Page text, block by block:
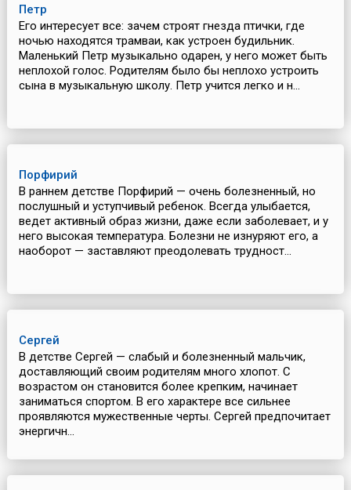
Петр
Его интересует все: зачем строят гнезда птички, где
ночью находятся трамваи, как устроен будильник.
Маленький Петр музыкально одарен, у него может быть
неплохой голос. Родителям было бы неплохо устроить
сына в музыкальную школу. Петр учится легко и н...
Порфирий
В раннем детстве Порфирий — очень болезненный, но
послушный и уступчивый ребенок. Всегда улыбается,
ведет активный образ жизни, даже если заболевает, и у
него высокая температура. Болезни не изнуряют его, а
наоборот — заставляют преодолевать трудност...
Сергей
В детстве Сергей — слабый и болезненный мальчик,
доставляющий своим родителям много хлопот. С
возрастом он становится более крепким, начинает
заниматься спортом. В его характере все сильнее
проявляются мужественные черты. Сергей предпочитает
энергичн...